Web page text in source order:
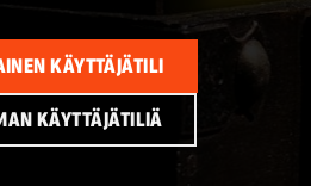
KÄYTTÄJÄTILI
KÄYTTÄJÄTILIÄ